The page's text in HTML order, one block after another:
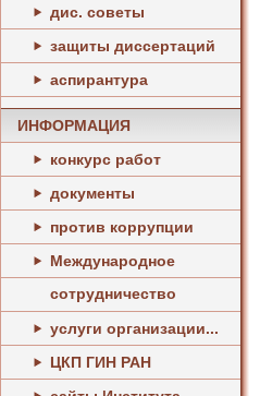
дис. советы
защиты диссертаций
аспирантура
ИНФОРМАЦИЯ
конкурс работ
документы
против коррупции
Международное
сотрудничество
услуги организации...
ЦКП ГИН РАН